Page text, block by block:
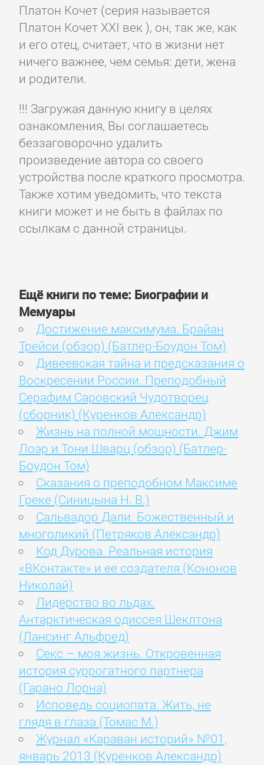
Платон Кочет (серия называется
Платон Кочет XXI век ), он, так же, как
и его отец, считает, что в жизни нет
ничего важнее, чем семья: дети, жена
и родители.
!!! Загружая данную книгу в целях
ознакомления, Вы соглашаетесь
беззаговорочно удалить
произведение автора со своего
устройства после краткого просмотра.
Также хотим уведомить, что текста
книги может и не быть в файлах по
ссылкам с данной страницы.
Ещё книги по теме: Биографии и
Мемуары
Достижение максимума. Брайан
Трейси (обзор) (Батлер-Боудон Том)
Дивеевская тайна и предсказания о
Воскресении России. Преподобный
Серафим Саровский Чудотворец
(сборник) (Куренков Александр)
Жизнь на полной мощности. Джим
Лоэр и Тони Шварц (обзор) (Батлер-
Боудон Том)
Сказания о преподобном Максиме
Греке (Синицына Н. В.)
Сальвадор Дали. Божественный и
многоликий (Петряков Александр)
Код Дурова. Реальная история
«ВКонтакте» и ее создателя (Кононов
Николай)
Лидерство во льдах.
Антарктическая одиссея Шеклтона
(Лансинг Альфред)
Секс – моя жизнь. Откровенная
история суррогатного партнера
(Гарано Лорна)
Исповедь социопата. Жить, не
глядя в глаза (Томас М.)
Журнал «Караван историй» №01,
январь 2013 (Куренков Александр)